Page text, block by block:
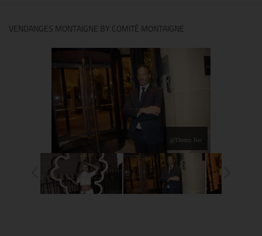
VENDANGES MONTAIGNE BY COMITÉ MONTAIGNE
@Thierry Ker